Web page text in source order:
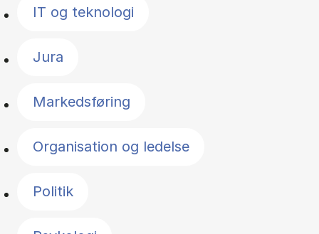
IT og teknologi
Jura
Markedsføring
Organisation og ledelse
Politik